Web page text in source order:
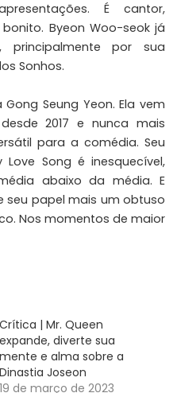
É cantor,
Byeon Woo-seok já
principalmente por sua
Sonhos.
Seung Yeon. Ela vem
2017 e nunca mais
para a comédia. Seu
Song é inesquecível,
abaixo da média. E
seu papel mais um obtuso
Nos momentos de maior
Crítica | Mr. Queen
expande, diverte sua
mente e alma sobre a
Dinastia Joseon
19 de março de 2023